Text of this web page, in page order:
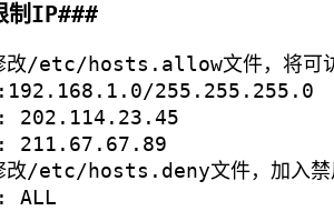
IP###
改/etc/hosts.allow文件，将可访
255.255.255.0
202.114.23.45
211.67.67.89
改/etc/hosts.deny文件，加入禁
ALL